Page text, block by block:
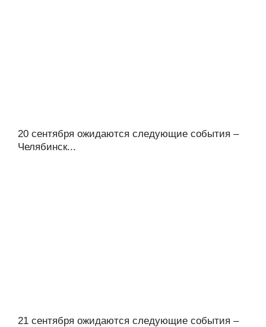
20 сентября ожидаются следующие события –
Челябинск...
21 сентября ожидаются следующие события –